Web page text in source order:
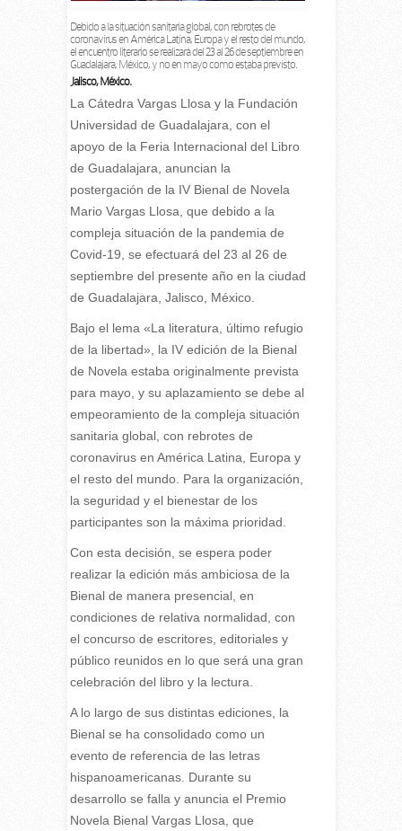
Debido a la situación sanitaria global, con rebrotes de
coronavirus en América Latina, Europa y el resto del mundo,
el encuentro literario se realizará del 23 al 26 de septiembre en
Guadalajara, México, y no en mayo como estaba previsto.
Jalisco, México.
La Cátedra Vargas Llosa y la Fundación
Universidad de Guadalajara, con el
apoyo de la Feria Internacional del Libro
de Guadalajara, anuncian la
postergación de la IV Bienal de Novela
Mario Vargas Llosa, que debido a la
compleja situación de la pandemia de
Covid-19, se efectuará del 23 al 26 de
septiembre del presente año en la ciudad
de Guadalajara, Jalisco, México.
Bajo el lema «La literatura, último refugio
de la libertad», la IV edición de la Bienal
de Novela estaba originalmente prevista
para mayo, y su aplazamiento se debe al
empeoramiento de la compleja situación
sanitaria global, con rebrotes de
coronavirus en América Latina, Europa y
el resto del mundo. Para la organización,
la seguridad y el bienestar de los
participantes son la máxima prioridad.
Con esta decisión, se espera poder
realizar la edición más ambiciosa de la
Bienal de manera presencial, en
condiciones de relativa normalidad, con
el concurso de escritores, editoriales y
público reunidos en lo que será una gran
celebración del libro y la lectura.
A lo largo de sus distintas ediciones, la
Bienal se ha consolidado como un
evento de referencia de las letras
hispanoamericanas. Durante su
desarrollo se falla y anuncia el Premio
Novela Bienal Vargas Llosa, que